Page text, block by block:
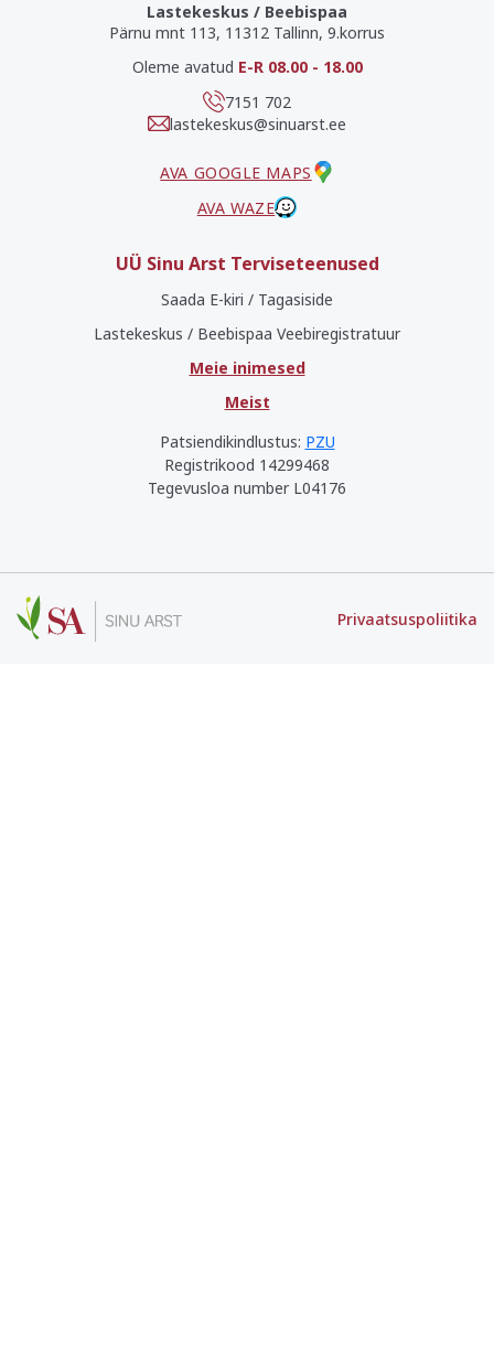
Lastekeskus / Beebispaa
Pärnu mnt 113, 11312 Tallinn, 9.korrus
Oleme avatud E-R 08.00 - 18.00
7151 702
lastekeskus@sinuarst.ee
AVA GOOGLE MAPS
AVA WAZE
UÜ Sinu Arst Terviseteenused
Saada E-kiri / Tagasiside
Lastekeskus / Beebispaa Veebiregistratuur
Meie inimesed
Meist
Patsiendikindlustus: PZU
Registrikood 14299468
Tegevusloa number L04176
Privaatsuspoliitika